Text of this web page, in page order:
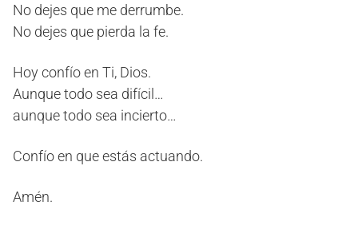
No dejes que me derrumbe.
No dejes que pierda la fe.
Hoy confío en Ti, Dios.
Aunque todo sea difícil…
aunque todo sea incierto…
Confío en que estás actuando.
Amén.